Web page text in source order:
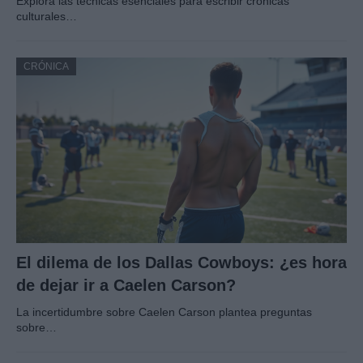
culturales…
CRÓNICA
El dilema de los Dallas Cowboys: ¿es hora
de dejar ir a Caelen Carson?
La incertidumbre sobre Caelen Carson plantea preguntas
sobre…